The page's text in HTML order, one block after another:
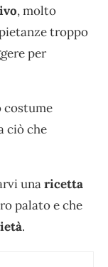
, molto
troppo
per
costume
ciò che
unaricetta
palato e che
.